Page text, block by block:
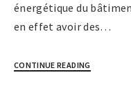
énergétique du
en effet avoir des…
CONTINUE READING